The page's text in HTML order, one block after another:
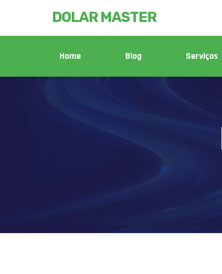
DOLAR MASTER
Home Blog Serviços